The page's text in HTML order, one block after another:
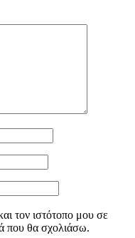
τον ιστότοπο μου σε
που θα σχολιάσω.